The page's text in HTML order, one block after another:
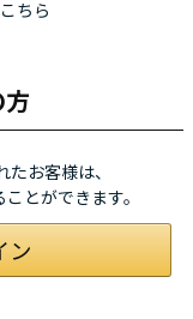
ちら
お客様は、
とができます。